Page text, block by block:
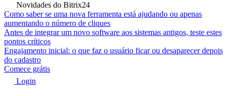
Novidades do Bitrix24
Como saber se uma nova ferramenta está ajudando ou apenas
aumentando o número de cliques
Antes de integrar um novo software aos sistemas antigos, teste estes
pontos críticos
Engajamento inicial: o que faz o usuário ficar ou desaparecer depois
do cadastro
Comece grátis
Login